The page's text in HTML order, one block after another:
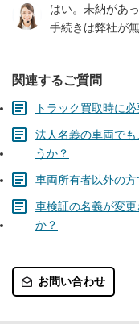
はい。未納があ
手続きは弊社が
関連するご質問
トラック買取時に
法人名義の車両で
うか？
車両所有者以外の
車検証の名義が変
か？
お問い合わせ